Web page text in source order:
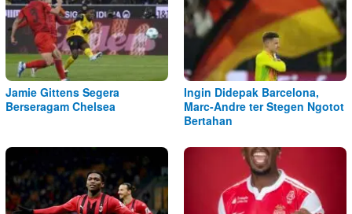
Jamie Gittens Segera
Berseragam Chelsea
Ingin Didepak Barcelona,
Marc-Andre ter Stegen Ngotot
Bertahan